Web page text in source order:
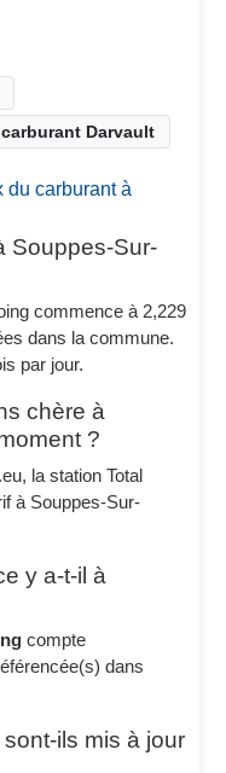
Darvault
du carburant à
Souppes-Sur-
commence à 2,229
dans la commune.
par jour.
chère à
?
la station Total
à Souppes-Sur-
y a-t-il à
compte
dans
ils mis à jour